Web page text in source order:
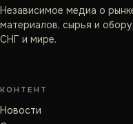
Независимое медиа о
материалов, сырья и
СНГ и мире.
КОНТЕНТ
Новости